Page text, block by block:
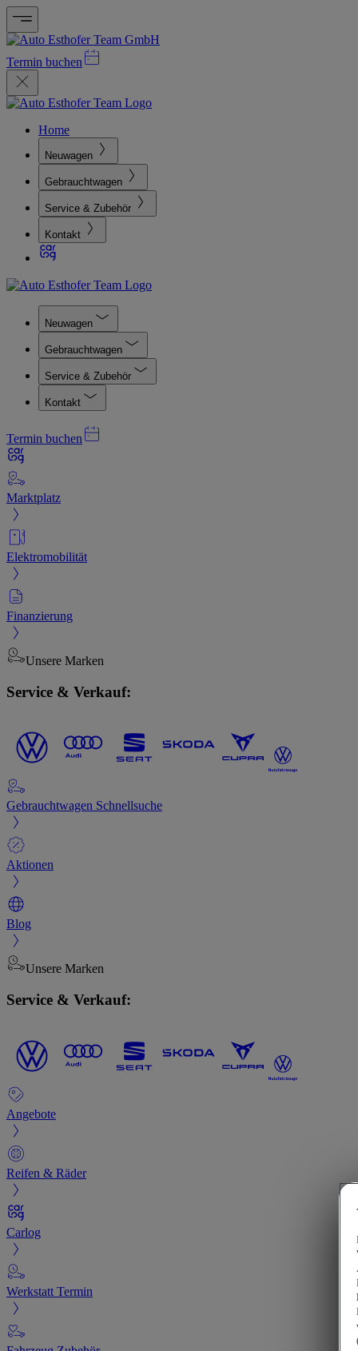
Termin buchen
Home
Neuwagen
Gebrauchtwagen
Service & Zubehör
Kontakt
Neuwagen
Gebrauchtwagen
Service & Zubehör
Kontakt
Termin buchen
Marktplatz
Elektromobilität
Finanzierung
Unsere Marken
Service & Verkauf:
Gebrauchtwagen Schnellsuche
Aktionen
Blog
Unsere Marken
Service & Verkauf:
Angebote
Reifen & Räder
Carlog
Werkstatt Termin